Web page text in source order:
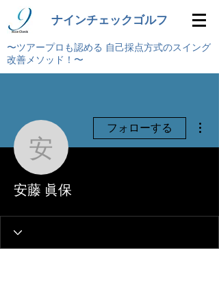
ナインチェックゴルフ
〜ツアープロも認める 自己採点方式のスイング
改善メソッド！〜
安藤 眞保
フォローする
安藤 眞保